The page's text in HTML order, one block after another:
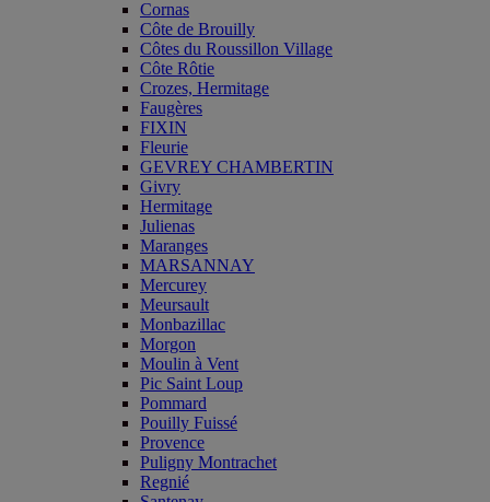
Cornas
Côte de Brouilly
Côtes du Roussillon Village
Côte Rôtie
Crozes, Hermitage
Faugères
FIXIN
Fleurie
GEVREY CHAMBERTIN
Givry
Hermitage
Julienas
Maranges
MARSANNAY
Mercurey
Meursault
Monbazillac
Morgon
Moulin à Vent
Pic Saint Loup
Pommard
Pouilly Fuissé
Provence
Puligny Montrachet
Regnié